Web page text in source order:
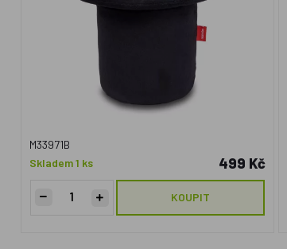
M33971B
Skladem 1 ks
499 Kč
KOUPIT